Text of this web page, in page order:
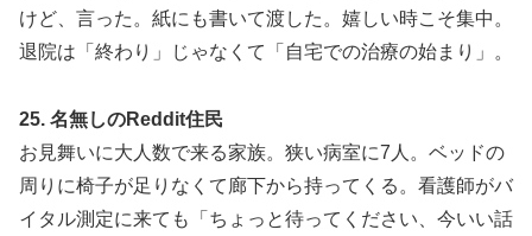
けど、言った。紙にも書いて渡した。嬉しい時こそ集中。
退院は「終わり」じゃなくて「自宅での治療の始まり」。
25. 名無しのReddit住民
お見舞いに大人数で来る家族。狭い病室に7人。ベッドの
周りに椅子が足りなくて廊下から持ってくる。看護師がバ
イタル測定に来ても「ちょっと待ってください、今いい話